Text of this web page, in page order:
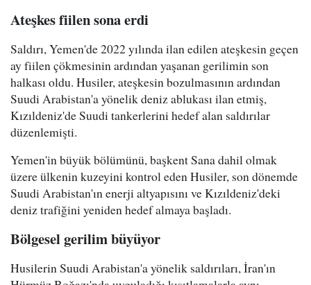
Ateşkes fiilen sona erdi
Saldırı, Yemen'de 2022 yılında ilan edilen ateşkesin geçen
ay fiilen çökmesinin ardından yaşanan gerilimin son
halkası oldu. Husiler, ateşkesin bozulmasının ardından
Suudi Arabistan'a yönelik deniz ablukası ilan etmiş,
Kızıldeniz'de Suudi tankerlerini hedef alan saldırılar
düzenlemişti.
Yemen'in büyük bölümünü, başkent Sana dahil olmak
üzere ülkenin kuzeyini kontrol eden Husiler, son dönemde
Suudi Arabistan'ın enerji altyapısını ve Kızıldeniz'deki
deniz trafiğini yeniden hedef almaya başladı.
Bölgesel gerilim büyüyor
Husilerin Suudi Arabistan'a yönelik saldırıları, İran'ın